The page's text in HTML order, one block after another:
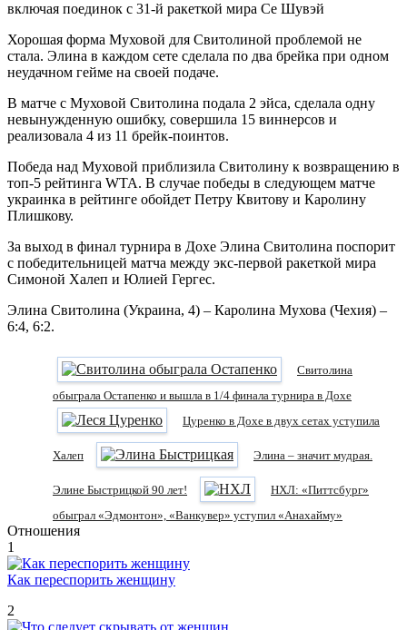
включая поединок с 31-й ракеткой мира Се Шувэй
Хорошая форма Муховой для Свитолиной проблемой не
стала. Элина в каждом сете сделала по два брейка при одном
неудачном гейме на своей подаче.
В матче с Муховой Свитолина подала 2 эйса, сделала одну
невынужденную ошибку, совершила 15 виннерсов и
реализовала 4 из 11 брейк-поинтов.
Победа над Муховой приблизила Свитолину к возвращению в
топ-5 рейтинга WTA. В случае победы в следующем матче
украинка в рейтинге обойдет Петру Квитову и Каролину
Плишкову.
За выход в финал турнира в Дохе Элина Свитолина поспорит
с победительницей матча между экс-первой ракеткой мира
Симоной Халеп и Юлией Гергес.
Элина Свитолина (Украина, 4) – Каролина Мухова (Чехия) –
6:4, 6:2.
Свитолина
обыграла Остапенко и вышла в 1/4 финала турнира в Дохе
Цуренко в Дохе в двух сетах уступила
Халеп Элина – значит мудрая.
Элине Быстрицкой 90 лет!
НХЛ: «Питтсбург»
обыграл «Эдмонтон», «Ванкувер» уступил «Анахайму»
Отношения
1
Как переспорить женщину
2